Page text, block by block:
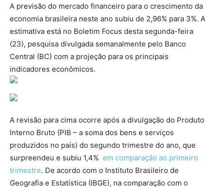
A previsão do mercado financeiro para o crescimento da
economia brasileira neste ano subiu de 2,96% para 3%. A
estimativa está no Boletim Focus desta segunda-feira
(23), pesquisa divulgada semanalmente pelo Banco
Central (BC) com a projeção para os principais
indicadores econômicos.
A revisão para cima ocorre após a divulgação do Produto
Interno Bruto (PIB – a soma dos bens e serviços
produzidos no país) do segundo trimestre do ano, que
surpreendeu e subiu 1,4% em comparação ao primeiro
trimestre. De acordo com o Instituto Brasileiro de
Geografia e Estatística (IBGE), na comparação com o